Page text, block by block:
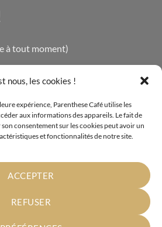
nous, les cookies !
expérience, Parenthese Café utilise les
aux informations des appareils. Le fait de
consentement sur les cookies peut avoir un
et fonctionnalités de notre site.
ACCEPTER
REFUSER
à tout moment)
vente